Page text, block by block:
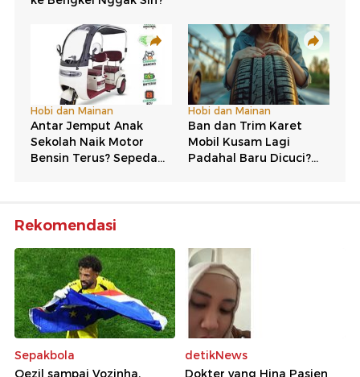
Rekomendasi
Sepakbola
Oezil sampai Vozinha,
detikNews
Dokter yang Hina Pasien